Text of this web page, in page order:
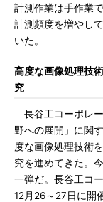
計測作業は手作業
計測頻度を増やし
いた。
高度な画像処理技
究
長谷工コーポレ
野への展開」に関
度な画像処理技術
究を進めてきた。
一弾だ。長谷工コ
12月26～27日に開